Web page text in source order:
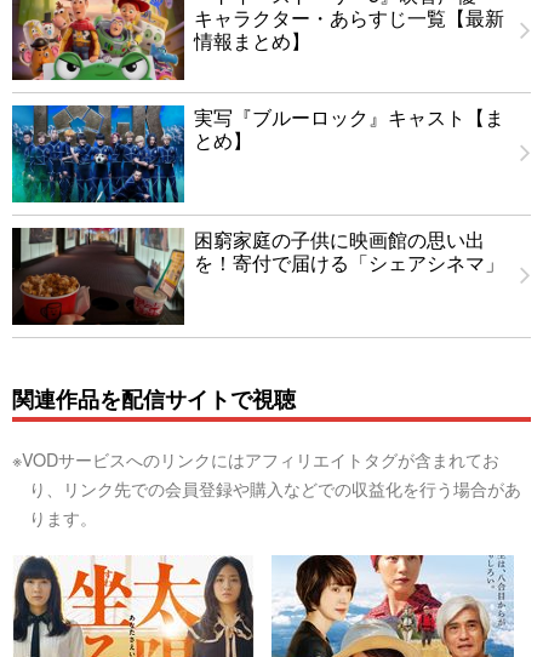
キャラクター・あらすじ一覧【最新
情報まとめ】
実写『ブルーロック』キャスト【ま
とめ】
困窮家庭の子供に映画館の思い出
を！寄付で届ける「シェアシネマ」
関連作品を配信サイトで視聴
※VODサービスへのリンクにはアフィリエイトタグが含まれてお
り、リンク先での会員登録や購入などでの収益化を行う場合があ
ります。